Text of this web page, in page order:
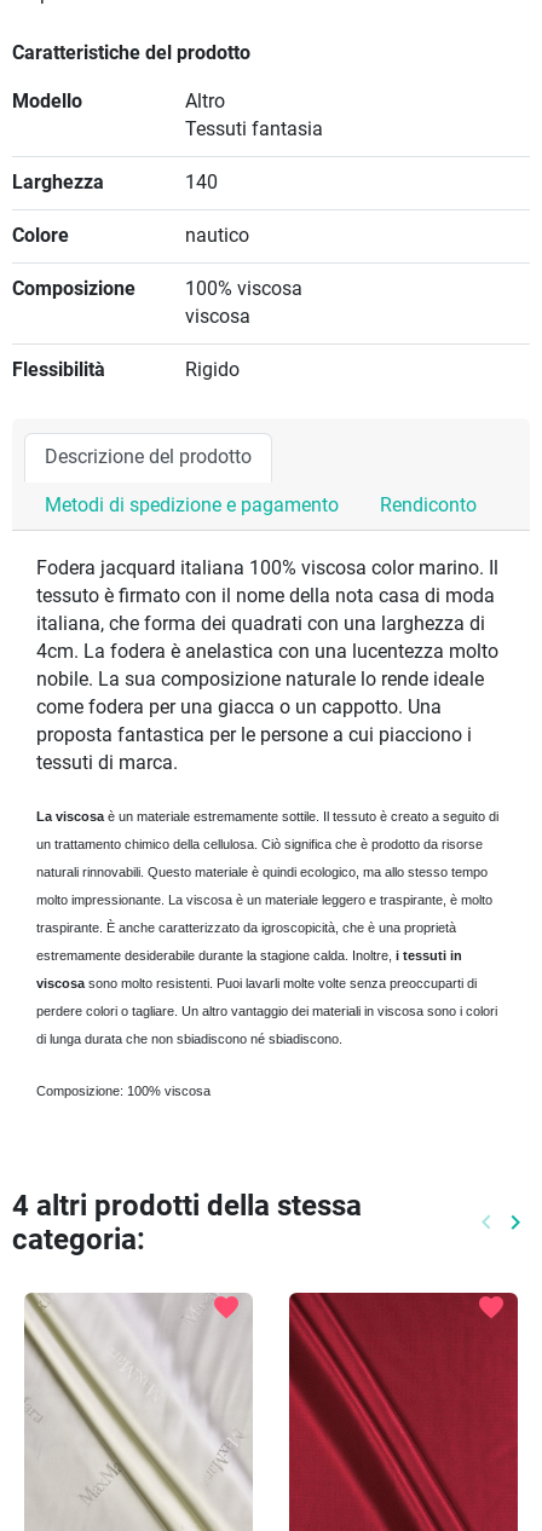
Caratteristiche del prodotto
Modello
Altro
Tessuti fantasia
Larghezza 140
Colore nautico
Composizione
100% viscosa
viscosa
Flessibilità Rigido
Descrizione del prodotto
Metodi di spedizione e pagamento Rendiconto
Fodera jacquard italiana 100% viscosa color marino. Il
tessuto è firmato con il nome della nota casa di moda
italiana, che forma dei quadrati con una larghezza di
4cm. La fodera è anelastica con una lucentezza molto
nobile. La sua composizione naturale lo rende ideale
come fodera per una giacca o un cappotto. Una
proposta fantastica per le persone a cui piacciono i
tessuti di marca.
La viscosa è un materiale estremamente sottile. Il tessuto è creato a seguito di
un trattamento chimico della cellulosa. Ciò significa che è prodotto da risorse
naturali rinnovabili. Questo materiale è quindi ecologico, ma allo stesso tempo
molto impressionante. La viscosa è un materiale leggero e traspirante, è molto
traspirante. È anche caratterizzato da igroscopicità, che è una proprietà
estremamente desiderabile durante la stagione calda. Inoltre, i tessuti in
viscosa sono molto resistenti. Puoi lavarli molte volte senza preoccuparti di
perdere colori o tagliare. Un altro vantaggio dei materiali in viscosa sono i colori
di lunga durata che non sbiadiscono né sbiadiscono.
Composizione: 100% viscosa
4 altri prodotti della stessa
categoria:
keyboard_arrow_left keyboard_arrow_right
favorite favorite